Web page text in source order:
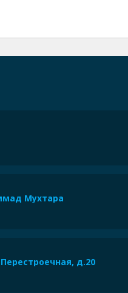
Мухтара
д.20